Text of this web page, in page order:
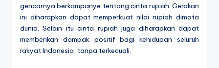
gencarnya berkampanye tentang cinta rupiah. Gerakan
ini diharapkan dapat memperkuat nilai rupiah dimata
dunia. Selain itu cinta rupiah juga diharapkan dapat
memberikan dampak positif bagi kehidupan seluruh
rakyat Indonesia, tanpa terkecuali.